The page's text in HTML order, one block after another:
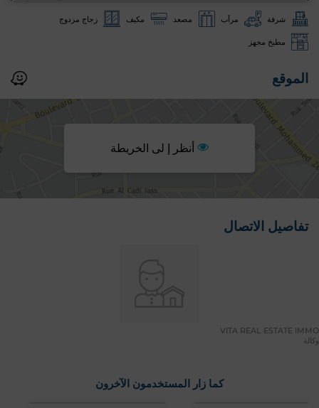
شرفة مرآب مصعد مكيف زجاج مزدوج
مطبخ مجهز
الموقع
أنظر إ لى الخريطة
تفاصيل الاتصال
VITA REAL ESTATE IMMO
وكالة
كما زار المستخدمون الآخرون